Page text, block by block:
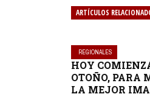
ARTÍCULOS
REGIONALES
HOY
OTOÑO, PARA
LA MEJOR